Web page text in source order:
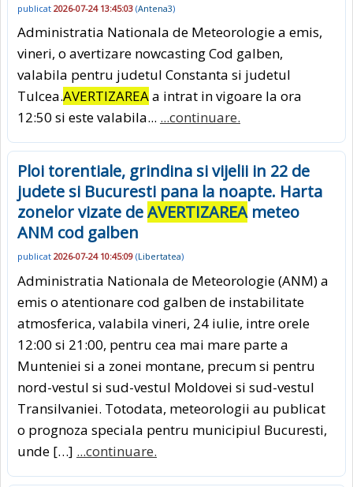
publicat 2026-07-24 13:45:03 (Antena3)
Administratia Nationala de Meteorologie a emis,
vineri, o avertizare nowcasting Cod galben,
valabila pentru judetul Constanta si judetul
Tulcea.AVERTIZAREAa intrat in vigoare la ora
12:50 si este valabila... ...continuare.
Ploi torentiale, grindina si vijelii in 22 de
judete si Bucuresti pana la noapte. Harta
zonelor vizate deAVERTIZAREAmeteo
ANM cod galben
publicat 2026-07-24 10:45:09 (Libertatea)
Administratia Nationala de Meteorologie (ANM) a
emis o atentionare cod galben de instabilitate
atmosferica, valabila vineri, 24 iulie, intre orele
12:00 si 21:00, pentru cea mai mare parte a
Munteniei si a zonei montane, precum si pentru
nord-vestul si sud-vestul Moldovei si sud-vestul
Transilvaniei. Totodata, meteorologii au publicat
o prognoza speciala pentru municipiul Bucuresti,
unde […] ...continuare.